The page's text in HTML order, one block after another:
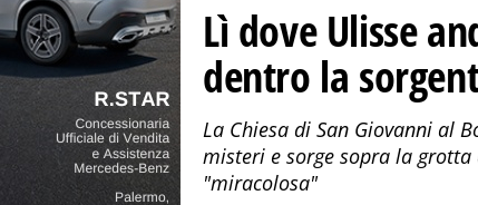
Lì dove Ulisse
dentro la
La Chiesa di San Giovanni al
misteri e sorge sopra la
"miracolosa"